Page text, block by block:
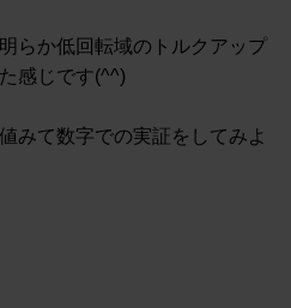
らか低回転域のトルクアップ
感じです(^^)
みて数字での実証をしてみよ